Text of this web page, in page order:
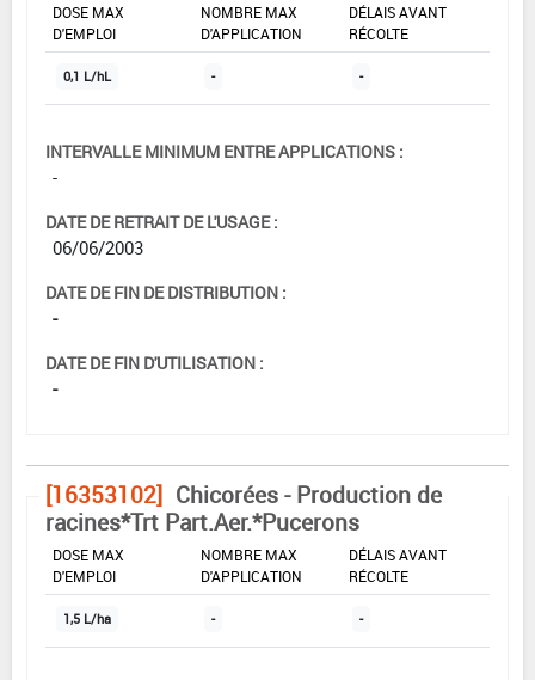
DOSE MAX
D'EMPLOI
NOMBRE MAX
D'APPLICATION
DÉLAIS AVANT
RÉCOLTE
0,1 L/hL - -
INTERVALLE MINIMUM ENTRE APPLICATIONS :
-
DATE DE RETRAIT DE L'USAGE :
06/06/2003
DATE DE FIN DE DISTRIBUTION :
-
DATE DE FIN D'UTILISATION :
-
[16353102] Chicorées - Production de
racines*Trt Part.Aer.*Pucerons
DOSE MAX
D'EMPLOI
NOMBRE MAX
D'APPLICATION
DÉLAIS AVANT
RÉCOLTE
1,5 L/ha - -